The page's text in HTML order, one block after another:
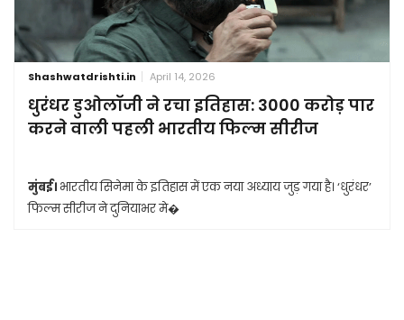
Shashwatdrishti.in April 14, 2026
धुरंधर डुओलॉजी ने रचा इतिहास: 3000 करोड़ पार
करने वाली पहली भारतीय फिल्म सीरीज
मुंबई। भारतीय सिनेमा के इतिहास में एक नया अध्याय जुड़ गया है। ‘धुरंधर’
फिल्म सीरीज ने दुनियाभर मे�